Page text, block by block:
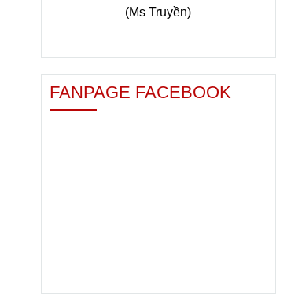
(Ms Truyền)
FANPAGE FACEBOOK